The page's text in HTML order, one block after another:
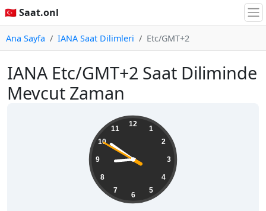
🇹🇷 Saat.onl
Ana Sayfa IANA Saat Dilimleri Etc/GMT+2
IANA Etc/GMT+2 Saat Diliminde
Mevcut Zaman
12
1
2
3
4
5
6
7
8
9
10
11